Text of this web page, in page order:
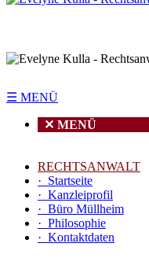
☰ MENÜ
✕ MENÜ
RECHTSANWALT
· Startseite
· Kanzleiprofil
· Büro Müllheim
· Philosophie
· Kontaktdaten